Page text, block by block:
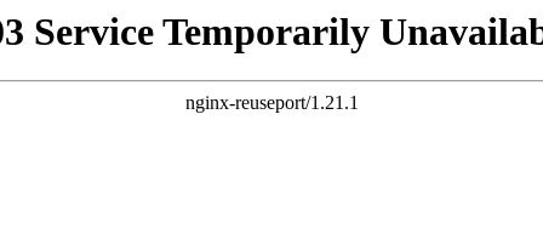
Service Temporarily
nginx-reuseport/1.21.1